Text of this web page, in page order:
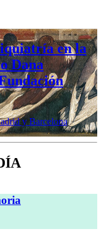
en la
Dana
y Barcelona